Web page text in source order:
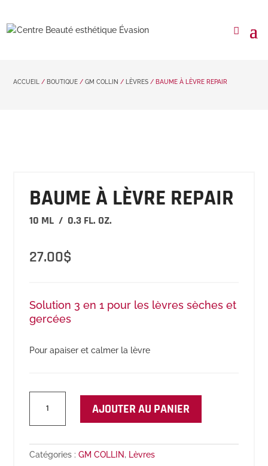
ACCUEIL / BOUTIQUE /GM COLLIN / LÈVRES / BAUME À LÈVRE REPAIR
BAUME À LÈVRE REPAIR
10 ML / 0.3 FL. OZ.
27.00$
Solution 3 en 1 pour les lèvres sèches et
gercées
Pour apaiser et calmer la lèvre
Baume
Lèvre
AJOUTER AU PANIER
Catégories :GM COLLIN, Lèvres